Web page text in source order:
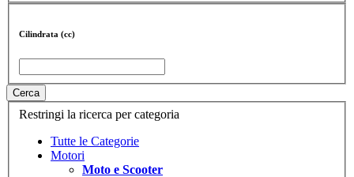
Cilindrata (cc)
Cerca
Restringi la ricerca per categoria
Tutte le Categorie
Motori
Moto e Scooter